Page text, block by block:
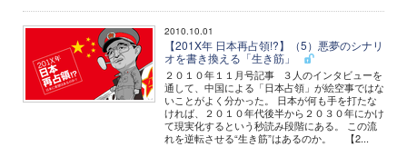
2010.10.01
【201X年 日本再占領!?】（5）悪夢のシナリ
オを書き換える「生き筋」
２０１０年１１月号記事 ３人のインタビューを
通して、中国による「日本占領」が絵空事ではな
いことがよく分かった。 日本が何も手を打たな
ければ、２０１０年代後半から２０３０年にかけ
て現実化するという秒読み段階にある。 この流
れを逆転させる“生き筋”はあるのか。 【2...